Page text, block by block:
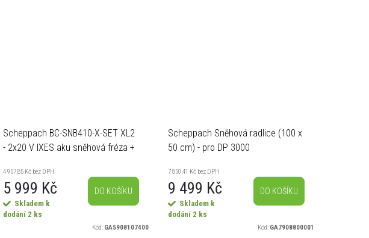
Scheppach BC-SNB410-X-SET XL2
- 2x20 V IXES aku sněhová fréza +
A
4 957,85 Kč bez DPH
5 999 Kč
Skladem k
dodání 2 ks
DO KOŠÍKU
Kód: GA5908107400
Scheppach Sněhová radlice (100 x
50 cm) - pro DP 3000
7 850,41 Kč bez DPH
9 499 Kč
Skladem k
dodání 2 ks
DO KOŠÍKU
Kód: GA7908800001